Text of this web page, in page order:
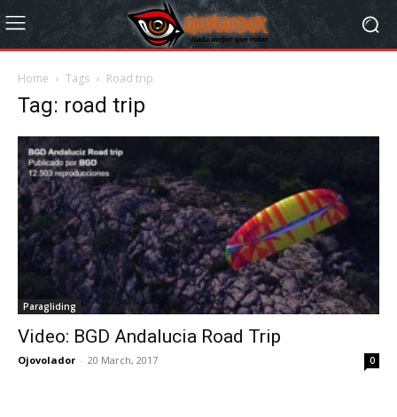
Home Tags Road trip
Tag: road trip
Paragliding
Video: BGD Andalucia Road Trip
Ojovolador - 20 March, 2017 0